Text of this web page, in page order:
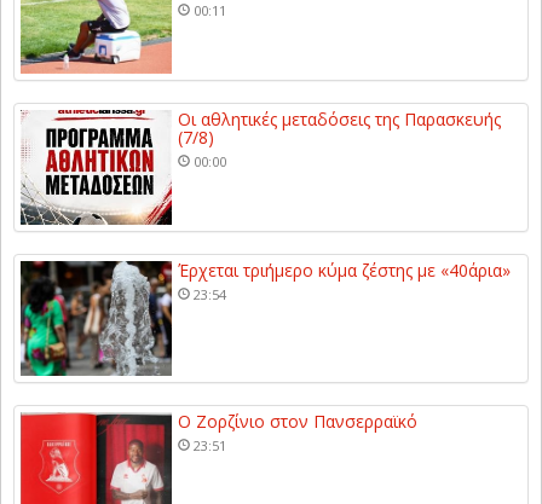
00:11
Οι αθλητικές μεταδόσεις της Παρασκευής
(7/8)
00:00
Έρχεται τριήμερο κύμα ζέστης με «40άρια»
23:54
Ο Ζορζίνιο στον Πανσερραϊκό
23:51